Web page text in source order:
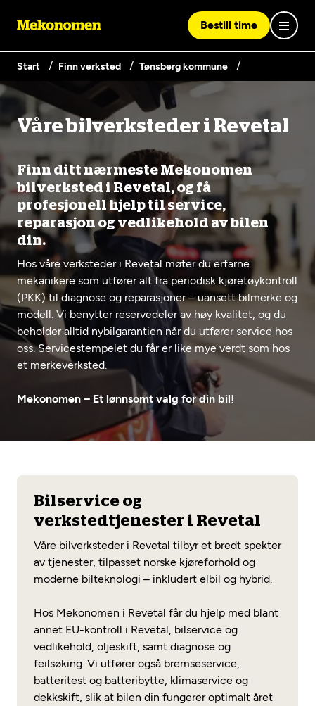
Våre tjenester
Bilservice
EU-kontroll - Vanlig bil (opptil 3,5t)
Diagnose/Feilsøking
Se alle (52) tjenester her
Mekonomen Bilkonto
Les mer
Mekonomen Fleet
Les mer
Hvorfor Mekonomen
Bilkonto
Elbilverksted
Fritt verkstedvalg
Lønnsomt valg
Nybilgaranti og fabrikkgaranti
Biltips og råd
Bestill time
Lag en brukerkonto
Er du ikke Mekonomen-kunde ennå? Opprett en konto
ved å klikke på knappen nedenfor.
Opprett en konto
Logg inn med Vipps
Vipps på denne enhet
Start Finn verksted Tønsberg kommune
Våre bilverksteder i Revetal
Finn ditt nærmeste Mekonomen
bilverksted i Revetal, og få
profesjonell hjelp til service,
reparasjon og vedlikehold av bilen
din.
Hos våre verksteder i Revetal møter du erfarne
mekanikere som utfører alt fra periodisk kjøretøykontroll
(PKK) til diagnose og reparasjoner – uansett bilmerke og
modell. Vi benytter reservedeler av høy kvalitet, og du
beholder alltid nybilgarantien når du utfører service hos
oss. Servicestempelet du får er like mye verdt som hos
et merkeverksted.
Mekonomen – Et lønnsomt valg for din bil!
Bilservice og
verkstedtjenester i Revetal
Våre bilverksteder i Revetal tilbyr et bredt spekter
av tjenester, tilpasset norske kjøreforhold og
moderne bilteknologi – inkludert elbil og hybrid.
Hos Mekonomen i Revetal får du hjelp med blant
annet EU-kontroll i Revetal, bilservice og
vedlikehold, oljeskift, samt diagnose og
feilsøking. Vi utfører også bremseservice,
batteritest og batteribytte, klimaservice og
dekkskift, slik at bilen din fungerer optimalt året